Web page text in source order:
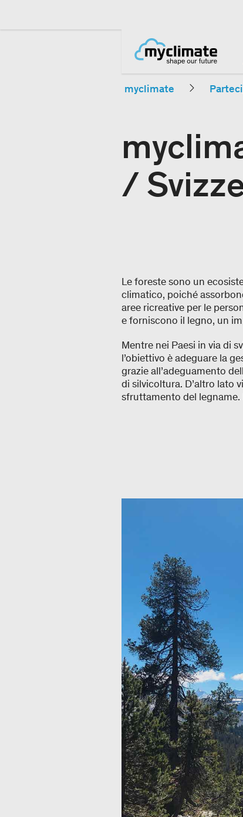
myclimate
/
Le foreste sono un
climatico, poiché
aree ricreative per le
e forniscono il legno, un
Mentre nei Paesi in via di
l’obiettivo è adeguare la
grazie all’adeguamento
di silvicoltura. D’altro lato
sfruttamento del